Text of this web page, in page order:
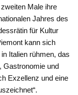
Male ihre
Jahres des
für Kultur
kann sich
Italien rühmen, das
Gastronomie und
Exzellenz und eine